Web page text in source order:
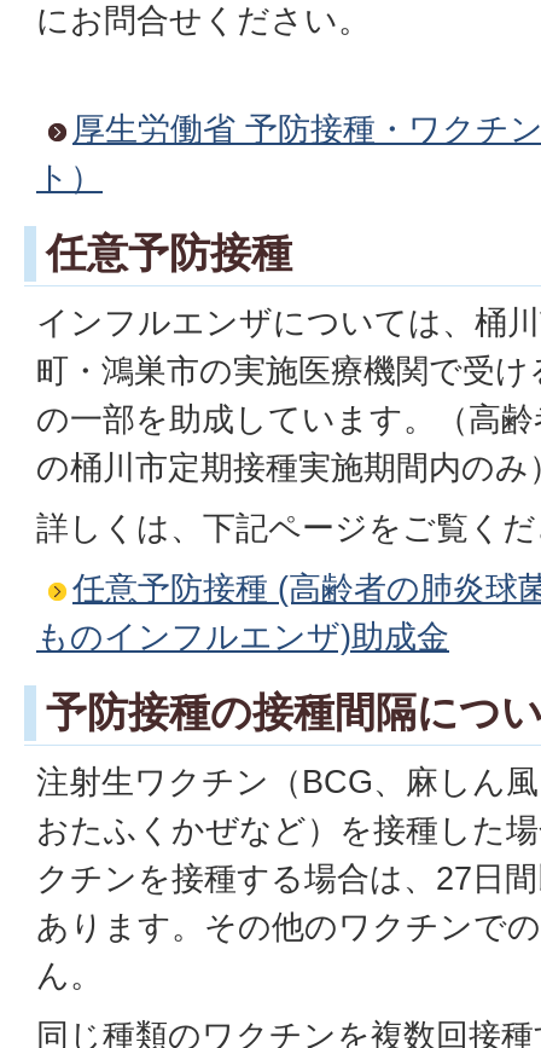
にお問合せください。
厚生労働省 予防接種・ワクチ
ト）
任意予防接種
インフルエンザについては、桶
町・鴻巣市の実施医療機関で受
の一部を助成しています。（高
の桶川市定期接種実施期間内のみ
詳しくは、下記ページをご覧く
任意予防接種 (高齢者の肺炎球
ものインフルエンザ)助成金
予防接種の接種間隔につ
注射生ワクチン（BCG、麻しん
おたふくかぜなど）を接種した
クチンを接種する場合は、27日
あります。その他のワクチンで
ん。
同じ種類のワクチンを複数回接